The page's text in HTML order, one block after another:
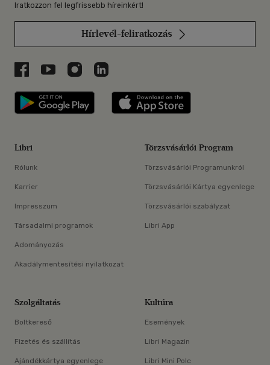
Iratkozzon fel legfrissebb híreinkért!
Hírlevél-feliratkozás
Libri a Facebookon
Libri a Youtube-on
Libri az Instagramon
Libri a LinkedInen
Libri applikáció Szerezd meg: Google
Libri
Rólunk
Karrier
Impresszum
Társadalmi programok
Adományozás
Akadálymentesítési nyilatkozat
Törzsvásárlói Program
Törzsvásárlói Programunkról
Törzsvásárlói Kártya egyenlege
Törzsvásárlói szabályzat
Libri App
Szolgáltatás
Boltkereső
Fizetés és szállítás
Ajándékkártya egyenlege
Kultúra
Események
Libri Magazin
Libri Mini Polc